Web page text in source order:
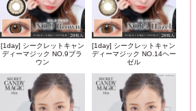
[1day] シークレットキャン
ディーマジック NO.9ブラ
ウン
[1day] シークレットキャン
ディーマジック NO.14ヘー
ゼル